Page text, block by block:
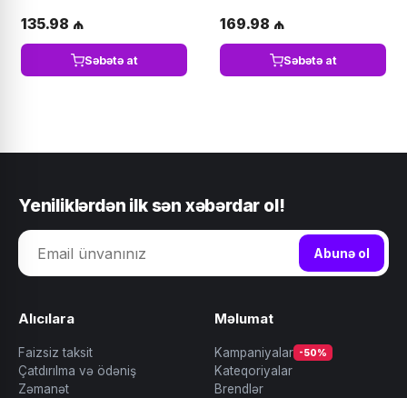
135.98 ₼
Səbətə at
169.98 ₼
Səbətə at
Yeniliklərdən ilk sən xəbərdar ol!
Abunə ol
Alıcılara
Faizsiz taksit
Çatdırılma və ödəniş
Zəmanət
Məlumat
Kampaniyalar -50%
Kateqoriyalar
Brendlər